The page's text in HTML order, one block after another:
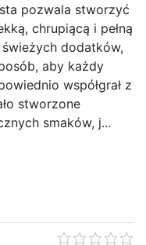
pozwala stworzyć
chrupiącą i pełną
dodatków,
aby każdy
współgrał z
stworzone
smaków, j...